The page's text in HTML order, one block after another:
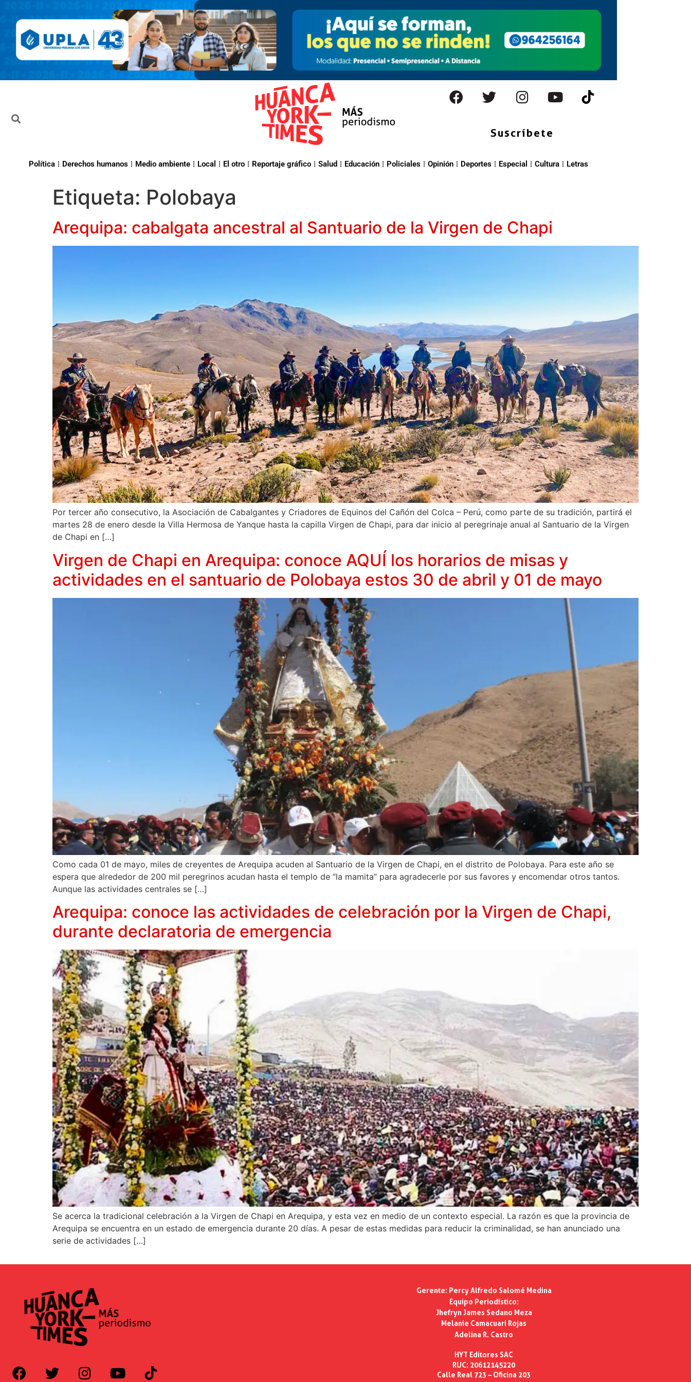
Suscríbete
Política Derechos humanos Medio ambiente Local El otro Reportaje gráfico Salud Educación Policiales Opinión Deportes Especial Cultura Letras
Etiqueta: Polobaya
Arequipa: cabalgata ancestral al Santuario de la Virgen de Chapi
Por tercer año consecutivo, la Asociación de Cabalgantes y Criadores de Equinos del Cañón del Colca – Perú, como parte de su tradición, partirá el
martes 28 de enero desde la Villa Hermosa de Yanque hasta la capilla Virgen de Chapi, para dar inicio al peregrinaje anual al Santuario de la Virgen
de Chapi en […]
Virgen de Chapi en Arequipa: conoce AQUÍ los horarios de misas y
actividades en el santuario de Polobaya estos 30 de abril y 01 de mayo
Como cada 01 de mayo, miles de creyentes de Arequipa acuden al Santuario de la Virgen de Chapi, en el distrito de Polobaya. Para este año se
espera que alrededor de 200 mil peregrinos acudan hasta el templo de “la mamita” para agradecerle por sus favores y encomendar otros tantos.
Aunque las actividades centrales se […]
Arequipa: conoce las actividades de celebración por la Virgen de Chapi,
durante declaratoria de emergencia
Se acerca la tradicional celebración a la Virgen de Chapi en Arequipa, y esta vez en medio de un contexto especial. La razón es que la provincia de
Arequipa se encuentra en un estado de emergencia durante 20 días. A pesar de estas medidas para reducir la criminalidad, se han anunciado una
serie de actividades […]
Gerente: Percy Alfredo Salomé Medina
Equipo Periodístico:
Jhefryn James Sedano Meza
Melanie Camacuari Rojas
Adelina R. Castro
HYT Editores SAC
RUC: 20612145220
Calle Real 723 – Oficina 203